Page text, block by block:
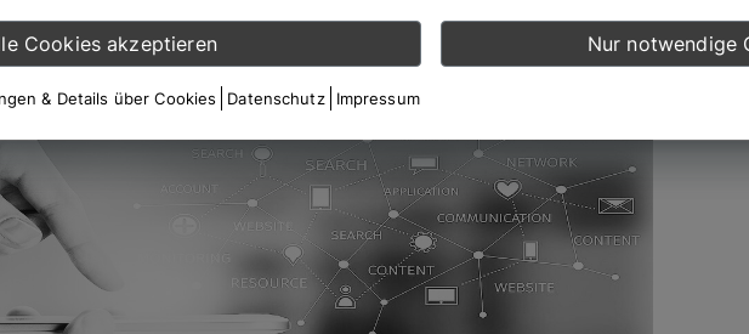
Cookies akzeptieren Nur notwendige
& Details über Cookies Datenschutz Impressum